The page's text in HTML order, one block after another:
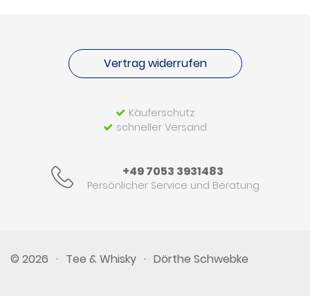
Vertrag widerrufen
Käuferschutz
schneller Versand
+49 7053 3931483
Persönlicher Service und Beratung
© 2026 · Tee & Whisky · Dörthe Schwebke